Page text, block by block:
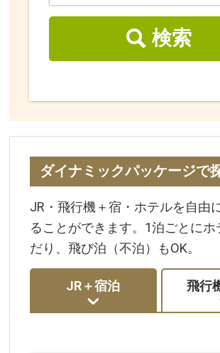
検索
ダイナミックパッケージで
JR・飛行機＋宿・ホテルを自由
ることができます。1泊ごとにホ
だり、飛び泊（不泊）もOK。
JR＋宿泊 飛行